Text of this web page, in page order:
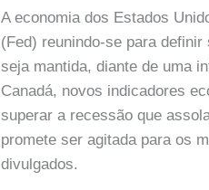
A economia dos Estados
(Fed) reunindo-se para
seja mantida, diante de uma
Canadá, novos indicadores
superar a recessão que
promete ser agitada para os
divulgados.